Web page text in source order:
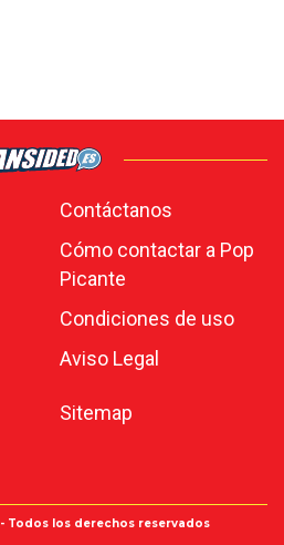
Contáctanos
Cómo contactar a Pop
Picante
Condiciones de uso
Aviso Legal
Sitemap
- Todos los derechos reservados